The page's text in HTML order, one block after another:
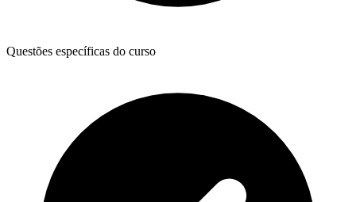
Questões específicas do curso